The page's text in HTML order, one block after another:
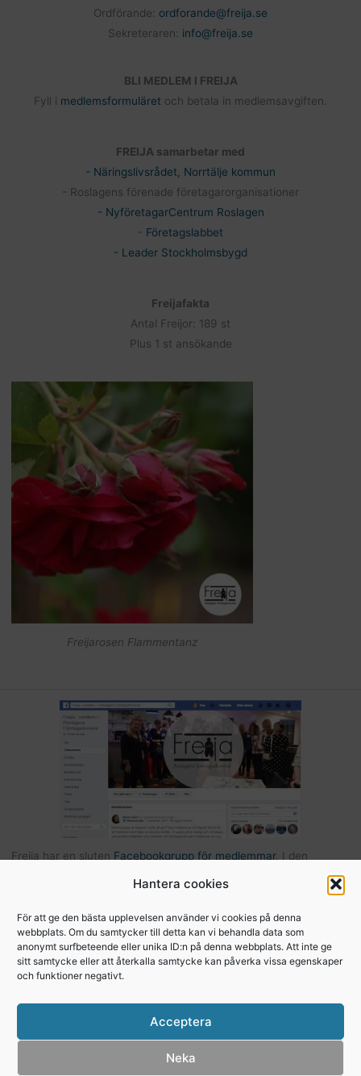
Hantera cookies
För att ge den bästa upplevelsen använder vi cookies på denna
webbplats. Om du samtycker till detta kan vi behandla data som
anonymt surfbeteende eller unika ID:n på denna webbplats. Att inte ge
sitt samtycke eller att återkalla samtycke kan påverka vissa egenskaper
och funktioner negativt.
Acceptera
Neka
Ordförande: ordforande@freija.se
Sekreteraren: info@freija.se
BLI MEDLEM I FREIJA
Fyll i medlemsformuläret och betala in medlemsavgiften.
FREIJA samarbetar med
- Näringslivsrådet, Norrtälje kommun
- Roslagens förenade företagarorganisationer
- NyföretagarCentrum Roslagen
Företagslabbet
- Leader Stockholmsbygd
Freijafakta
Antal Freijor: 189 st
Plus 1 st ansökande
Freijarosen Flammentanz
Freija har en sluten Facebookgrupp för medlemmar. I den
gruppen kan du som är medlem kommunicera med andra Freijor,
ställa frågor, tipsa varandra etc… Här hittar du också bilder och
filer från Freijaträffar. Om du är Freija och finns på Facebook –
begär att få bli medlem.
Copyright © 2026, Freija - Roslagens
Integritetspolicy